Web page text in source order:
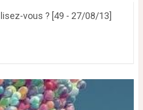
vous ? [49 - 27/08/13]